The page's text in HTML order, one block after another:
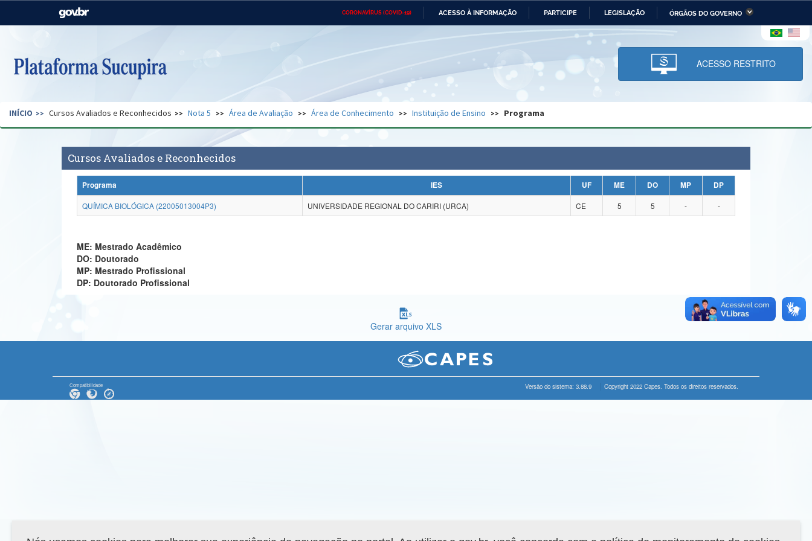
CORONAVÍRUS (COVID-19) ACESSO À INFORMAÇÃO PARTICIPE LEGISLAÇÃO ÓRGÃOS DO GOVERNO
Casa Civil Ministério das Relações Ministério da Economia Ministério da Infraestrutura
Pecuária e Abastecimento
Ministério da Ciência,
Tecnologia, Inovações e
Comunicações
Ministério do Desenvolvimento
Regional e dos Direitos Humanos
Secretaria de Governo Gabinete de Segurança Advocacia-Geral da União Banco Central do Brasil Planalto
ACESSO RESTRITO
INÍCIO Cursos Avaliados e Reconhecidos Nota 5 Área de Avaliação Área de Conhecimento Instituição de Ensino Programa
Cursos Avaliados e Reconhecidos
Programa IES UF ME DO MP
DP
QUÍMICA BIOLÓGICA (22005013004P3)
UNIVERSIDADE REGIONAL DO CARIRI (URCA) CE 5 5 - -
ME: Mestrado Acadêmico
DO: Doutorado
MP: Mestrado Profissional
DP: Doutorado Profissional
Gerar arquivo XLS
Compatibilidade Versão do sistema: 3.88.9 Copyright 2022 Capes. Todos os direitos reservados.